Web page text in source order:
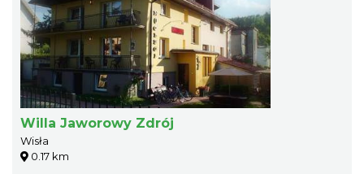
Willa Jaworowy Zdrój
Wisła
0.17 km